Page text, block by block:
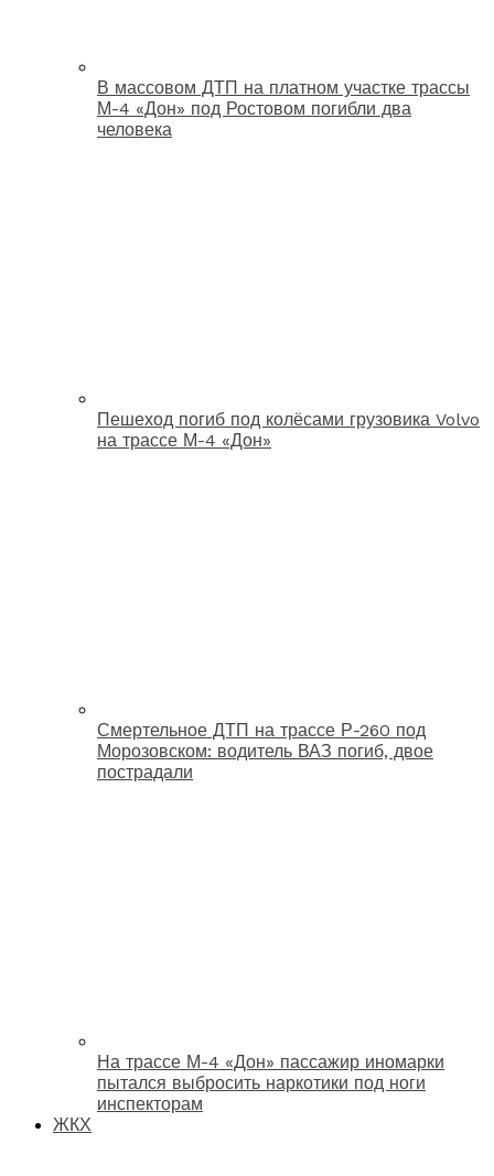
В массовом ДТП на платном участке трассы
М-4 «Дон» под Ростовом погибли два
человека
Пешеход погиб под колёсами грузовика Volvo
на трассе М-4 «Дон»
Смертельное ДТП на трассе Р-260 под
Морозовском: водитель ВАЗ погиб, двое
пострадали
На трассе М-4 «Дон» пассажир иномарки
пытался выбросить наркотики под ноги
инспекторам
ЖКХ